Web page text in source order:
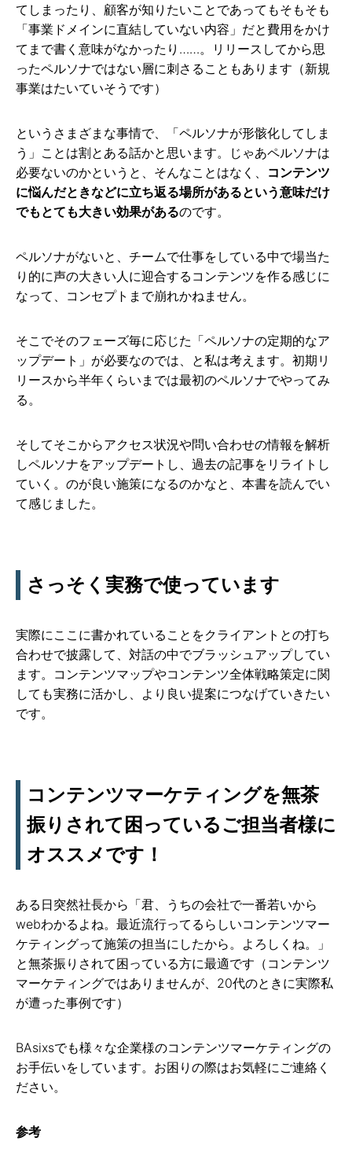
てしまったり、顧客が知りたいことであってもそもそも
「事業ドメインに直結していない内容」だと費用をかけ
てまで書く意味がなかったり……。リリースしてから思
ったペルソナではない層に刺さることもあります（新規
事業はたいていそうです）
というさまざまな事情で、「ペルソナが形骸化してしま
う」ことは割とある話かと思います。じゃあペルソナは
必要ないのかというと、そんなことはなく、 コンテンツ
に悩んだときなどに立ち返る場所があるという意味だけ
でもとても大きい効果があるのです。
ペルソナがないと、チームで仕事をしている中で場当た
り的に声の大きい人に迎合するコンテンツを作る感じに
なって、コンセプトまで崩れかねません。
そこでそのフェーズ毎に応じた「ペルソナの定期的なア
ップデート」が必要なのでは、と私は考えます。初期リ
リースから半年くらいまでは最初のペルソナでやってみ
る。
そしてそこからアクセス状況や問い合わせの情報を解析
しペルソナをアップデートし、過去の記事をリライトし
ていく。のが良い施策になるのかなと、本書を読んでい
て感じました。
さっそく実務で使っています
実際にここに書かれていることをクライアントとの打ち
合わせで披露して、対話の中でブラッシュアップしてい
ます。コンテンツマップやコンテンツ全体戦略策定に関
しても実務に活かし、より良い提案につなげていきたい
です。
コンテンツマーケティングを無茶
振りされて困っているご担当者様に
オススメです！
ある日突然社長から「君、うちの会社で一番若いから
webわかるよね。最近流行ってるらしいコンテンツマー
ケティングって施策の担当にしたから。よろしくね。」
と無茶振りされて困っている方に最適です（コンテンツ
マーケティングではありませんが、20代のときに実際私
が遭った事例です）
BAsixsでも様々な企業様のコンテンツマーケティングの
お手伝いをしています。お困りの際はお気軽にご連絡く
ださい。
参考